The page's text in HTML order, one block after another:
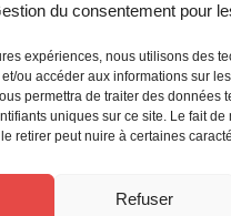
du consentement pour
expériences, nous utilisons des
ou accéder aux informations sur
permettra de traiter des données
uniques sur ce site. Le fait de
retirer peut nuire à certaines
Refuser
77309 Fontainebleau Cedex
Fax: 01 60 39 69 00
Nous contacter par email
Mentions légales
Gestion des cookies